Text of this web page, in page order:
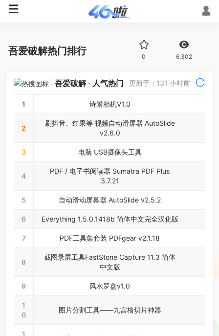
吾爱破解热门排行 0 6,302
吾爱破解 ‧ 人气热门 更新于：131 小时前
1 诗景相机V1.0
2
刷抖音、红果等 视频自动滑屏器 AutoSlide
v2.6.0
3 电脑 USB摄像头工具
4
PDF / 电子书阅读器 Sumatra PDF Plus
3.7.21
5 自动滑动屏幕器 AutoSlide v2.5.2
6 Everything 1.5.0.1418b 简体中文完全汉化版
7 PDF工具集套装 PDFgear v2.1.18
8
截图录屏工具FastStone Capture 11.3 简体
中文版
9 风水罗盘v1.0
1
0
图片分割工具——九宫格切片神器
1